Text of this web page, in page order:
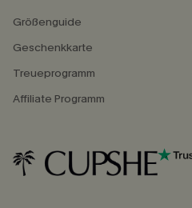
Größenguide
Geschenkkarte
Treueprogramm
Affiliate Programm